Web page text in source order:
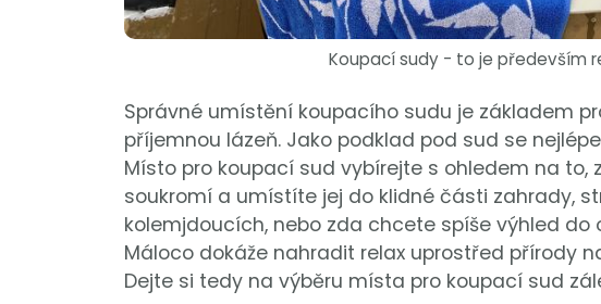
Koupací sudy - to je především
Správné umístění koupacího sudu je základem
příjemnou lázeň. Jako podklad pod sud se
Místo pro koupací sud vybírejte s ohledem na
soukromí a umístíte jej do klidné části zahrady,
kolemjdoucích, nebo zda chcete spíše výhled do
Máloco dokáže nahradit relax uprostřed přírody
Dejte si tedy na výběru místa pro koupací sud